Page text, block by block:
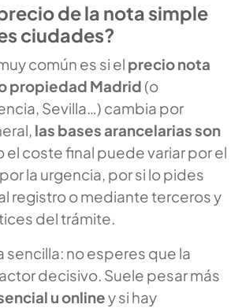
de la nota simple
ciudades?
común es si el precio nota
propiedad Madrid (o
Sevilla…) cambia por
las bases arancelarias son
el coste final puede variar por el
la urgencia, por si lo pides
registro o mediante terceros y
del trámite.
sencilla: no esperes que la
decisivo. Suele pesar más
u onliney si hay